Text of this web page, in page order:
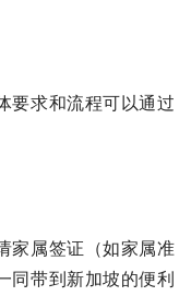
要求和流程可以通过
家属签证（如家属准
同带到新加坡的便利